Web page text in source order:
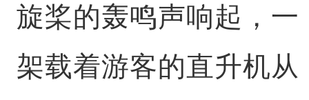
旋桨的轰鸣声响起，一
架载着游客的直升机从